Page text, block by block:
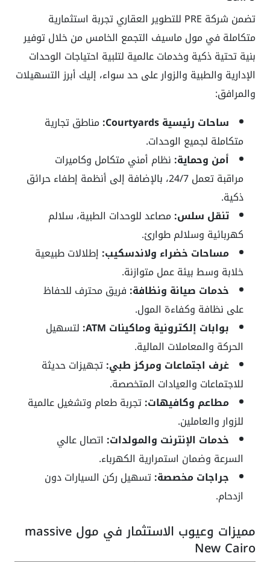
تضمن شركة PRE للتطوير العقاري تجربة استثمارية
متكاملة في مول ماسيف التجمع الخامس من خلال توفير
بنية تحتية ذكية وخدمات عالمية لتلبية احتياجات الوحدات
الإدارية والطبية والزوار على حد سواء، إليك أبرز التسهيلات
والمرافق:
ساحات رئيسية Courtyards:
مناطق تجارية
متكاملة لجميع الوحدات.
أمن وحماية: نظام أمني متكامل وكاميرات
مراقبة تعمل 24/7، بالإضافة إلى أنظمة إطفاء حرائق
ذكية.
تنقل سلس: مصاعد للوحدات الطبية، سلالم
كهربائية وسلالم طوارئ.
مساحات خضراء ولاندسكيب: إطلالات طبيعية
خلابة وسط بيئة عمل متوازنة.
خدمات صيانة ونظافة: فريق محترف للحفاظ
على نظافة وكفاءة المول.
بوابات إلكترونية وماكينات ATM:
لتسهيل
الحركة والمعاملات المالية.
غرف اجتماعات ومركز طبي:تجهيزات حديثة
للاجتماعات والعيادات المتخصصة.
مطاعم وكافيهات:تجربة طعام وتشغيل عالمية
للزوار والعاملين.
خدمات الإنترنت والمولدات: اتصال عالي
السرعة وضمان استمرارية الكهرباء.
جراجات مخصصة:تسهيل ركن السيارات دون
ازدحام.
مميزات وعيوب الاستثمار في مول massive
New Cairo